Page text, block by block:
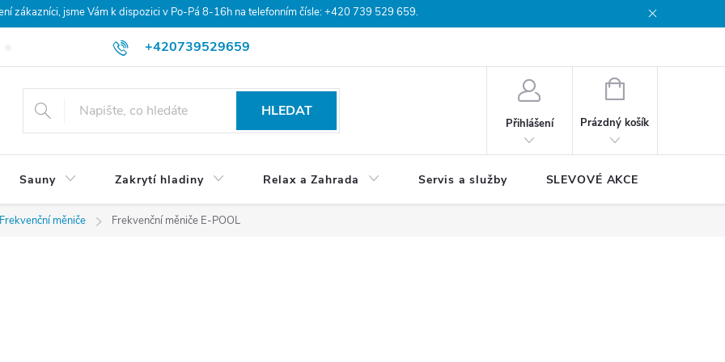
zákazníci, jsme Vám k dispozici v Po-Pá 8-16h na telefonním čísle: +420 739 529 659.
+420739529659
Hodnocení obchodu Doprava a platba
HLEDAT
Přihlášení
NÁKUPNÍ
Prázdný košík
Sauny Zakrytí hladiny Relax a Zahrada Servis a služby SLEVOVÉ AKCE
Frekvenční měniče Frekvenční měniče E-POOL